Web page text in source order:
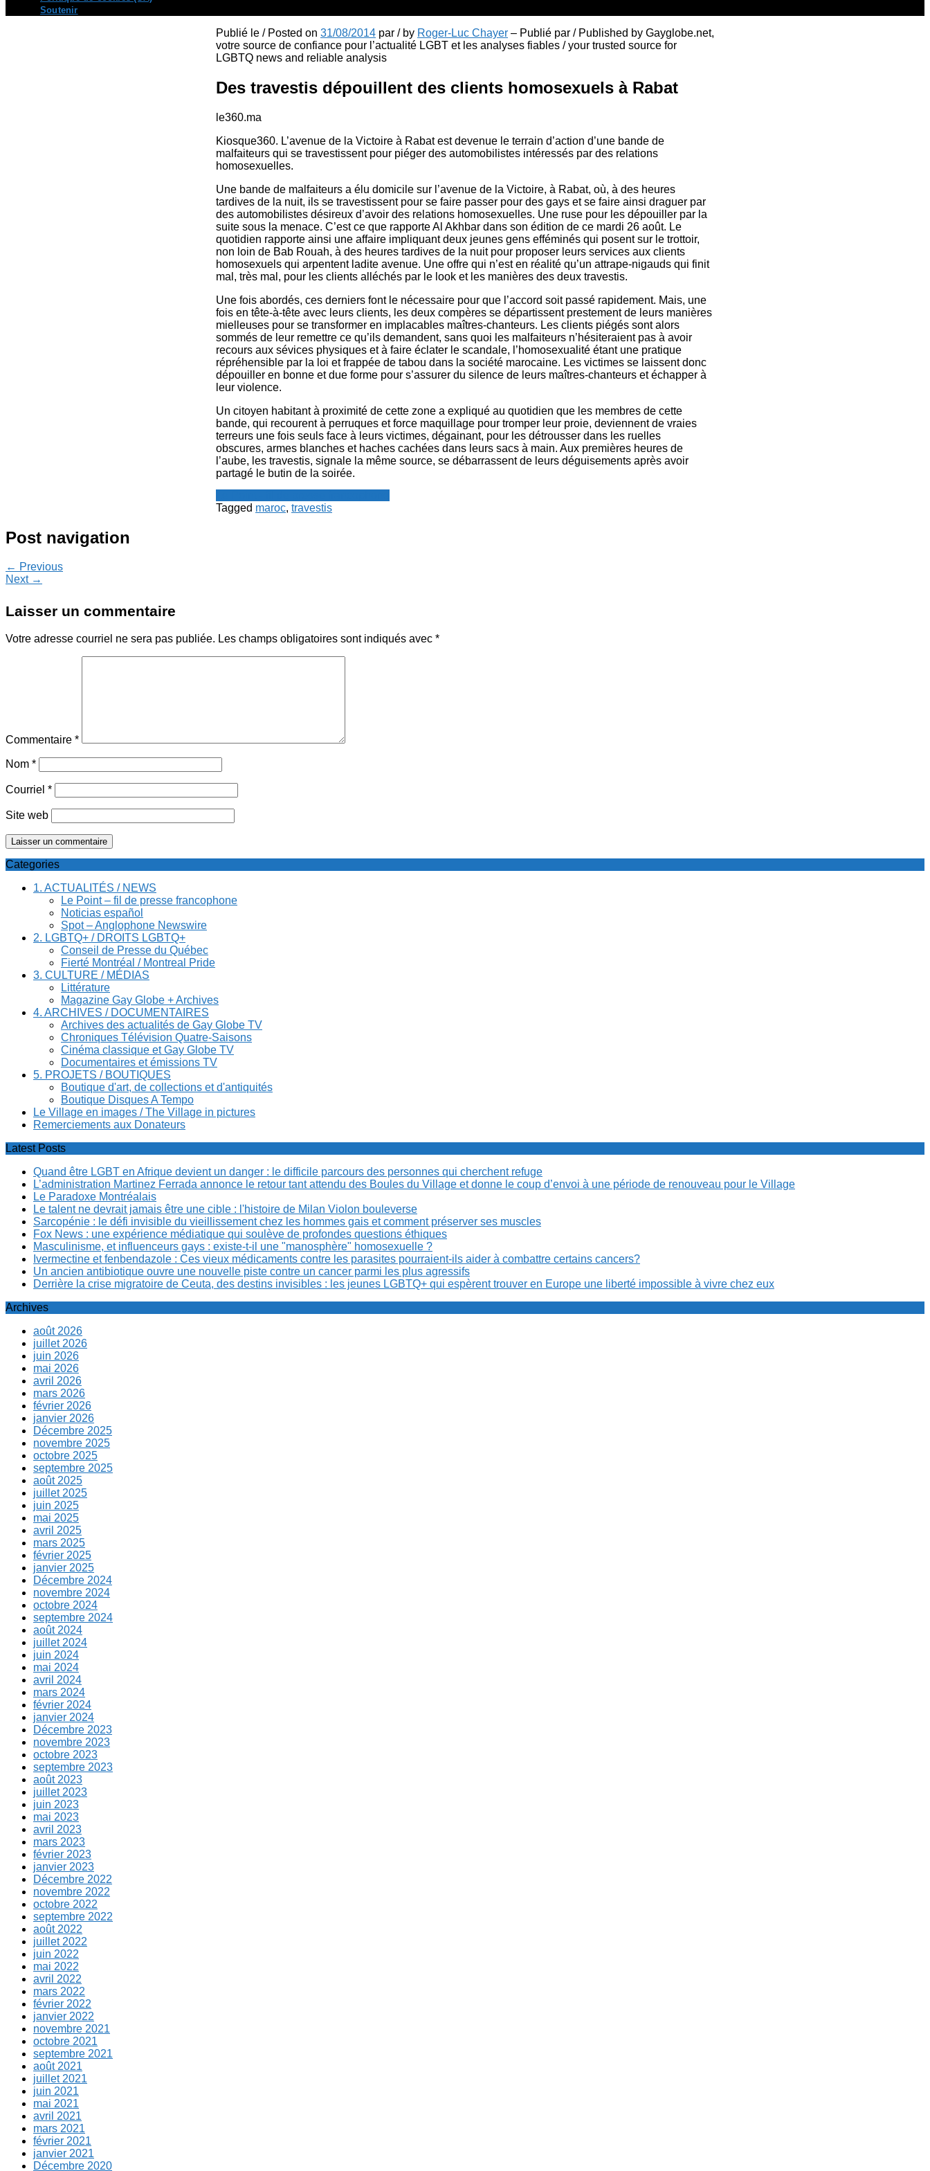
Soutenir
Publié le / Posted on 31/08/2014 par / by Roger-Luc Chayer – Publié par / Published by Gayglobe.net,
votre source de confiance pour l’actualité LGBT et les analyses fiables / your trusted source for
LGBTQ news and reliable analysis
Des travestis dépouillent des clients homosexuels à Rabat
le360.ma
Kiosque360. L’avenue de la Victoire à Rabat est devenue le terrain d’action d’une bande de
malfaiteurs qui se travestissent pour piéger des automobilistes intéressés par des relations
homosexuelles.
Une bande de malfaiteurs a élu domicile sur l’avenue de la Victoire, à Rabat, où, à des heures
tardives de la nuit, ils se travestissent pour se faire passer pour des gays et se faire ainsi draguer par
des automobilistes désireux d’avoir des relations homosexuelles. Une ruse pour les dépouiller par la
suite sous la menace. C’est ce que rapporte Al Akhbar dans son édition de ce mardi 26 août. Le
quotidien rapporte ainsi une affaire impliquant deux jeunes gens efféminés qui posent sur le trottoir,
non loin de Bab Rouah, à des heures tardives de la nuit pour proposer leurs services aux clients
homosexuels qui arpentent ladite avenue. Une offre qui n’est en réalité qu’un attrape-nigauds qui finit
mal, très mal, pour les clients alléchés par le look et les manières des deux travestis.
Une fois abordés, ces derniers font le nécessaire pour que l’accord soit passé rapidement. Mais, une
fois en tête-à-tête avec leurs clients, les deux compères se départissent prestement de leurs manières
mielleuses pour se transformer en implacables maîtres-chanteurs. Les clients piégés sont alors
sommés de leur remettre ce qu’ils demandent, sans quoi les malfaiteurs n’hésiteraient pas à avoir
recours aux sévices physiques et à faire éclater le scandale, l’homosexualité étant une pratique
répréhensible par la loi et frappée de tabou dans la société marocaine. Les victimes se laissent donc
dépouiller en bonne et due forme pour s’assurer du silence de leurs maîtres-chanteurs et échapper à
leur violence.
Un citoyen habitant à proximité de cette zone a expliqué au quotidien que les membres de cette
bande, qui recourent à perruques et force maquillage pour tromper leur proie, deviennent de vraies
terreurs une fois seuls face à leurs victimes, dégainant, pour les détrousser dans les ruelles
obscures, armes blanches et haches cachées dans leurs sacs à main. Aux premières heures de
l’aube, les travestis, signale la même source, se débarrassent de leurs déguisements après avoir
partagé le butin de la soirée.
Tagged maroc, travestis
Post navigation
← Previous
Next →
Laisser un commentaire
Votre adresse courriel ne sera pas publiée. Les champs obligatoires sont indiqués avec *
Commentaire *
Nom *
Courriel *
Site web
Categories
1. ACTUALITÉS / NEWS
Le Point – fil de presse francophone
Noticias español
Spot – Anglophone Newswire
2. LGBTQ+ / DROITS LGBTQ+
Conseil de Presse du Québec
Fierté Montréal / Montreal Pride
3. CULTURE / MÉDIAS
Littérature
Magazine Gay Globe + Archives
4. ARCHIVES / DOCUMENTAIRES
Archives des actualités de Gay Globe TV
Chroniques Télévision Quatre-Saisons
Cinéma classique et Gay Globe TV
Documentaires et émissions TV
5. PROJETS / BOUTIQUES
Boutique d'art, de collections et d'antiquités
Boutique Disques A Tempo
Le Village en images / The Village in pictures
Remerciements aux Donateurs
Latest Posts
Quand être LGBT en Afrique devient un danger : le difficile parcours des personnes qui cherchent refuge
L’administration Martinez Ferrada annonce le retour tant attendu des Boules du Village et donne le coup d’envoi à une période de renouveau pour le Village
Le Paradoxe Montréalais
Le talent ne devrait jamais être une cible : l'histoire de Milan Violon bouleverse
Sarcopénie : le défi invisible du vieillissement chez les hommes gais et comment préserver ses muscles
Fox News : une expérience médiatique qui soulève de profondes questions éthiques
Masculinisme, et influenceurs gays : existe-t-il une "manosphère" homosexuelle ?
Ivermectine et fenbendazole : Ces vieux médicaments contre les parasites pourraient-ils aider à combattre certains cancers?
Un ancien antibiotique ouvre une nouvelle piste contre un cancer parmi les plus agressifs
Derrière la crise migratoire de Ceuta, des destins invisibles : les jeunes LGBTQ+ qui espèrent trouver en Europe une liberté impossible à vivre chez eux
Archives
août 2026
juillet 2026
juin 2026
mai 2026
avril 2026
mars 2026
février 2026
janvier 2026
Décembre 2025
novembre 2025
octobre 2025
septembre 2025
août 2025
juillet 2025
juin 2025
mai 2025
avril 2025
mars 2025
février 2025
janvier 2025
Décembre 2024
novembre 2024
octobre 2024
septembre 2024
août 2024
juillet 2024
juin 2024
mai 2024
avril 2024
mars 2024
février 2024
janvier 2024
Décembre 2023
novembre 2023
octobre 2023
septembre 2023
août 2023
juillet 2023
juin 2023
mai 2023
avril 2023
mars 2023
février 2023
janvier 2023
Décembre 2022
novembre 2022
octobre 2022
septembre 2022
août 2022
juillet 2022
juin 2022
mai 2022
avril 2022
mars 2022
février 2022
janvier 2022
novembre 2021
octobre 2021
septembre 2021
août 2021
juillet 2021
juin 2021
mai 2021
avril 2021
mars 2021
février 2021
janvier 2021
Décembre 2020